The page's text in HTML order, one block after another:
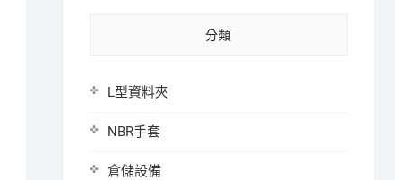
分類
L型資料夾
NBR手套
倉儲設備